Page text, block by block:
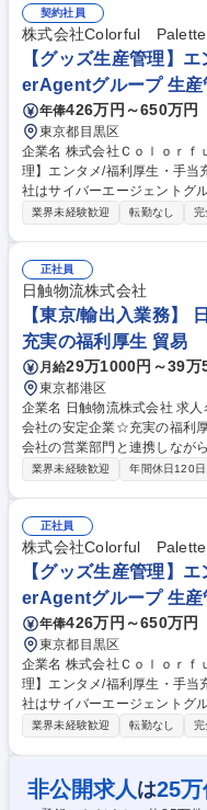
まった手法はなく自身の裁量
せて柔軟に働きながら、事業
です。 募集職種 【物流ソリューション営業】物流子会社立上げ/将来の役
員候補
契約社員
株式会社Colorful Palette
【グッズ生産管理】
erAgentグループ 生産
年俸426万円～650万円
東京都目黒区
企業名 株式会社Ｃｏｌｏｒｆｕｌ Ｐａｌｅ
理】エンタメ/福利厚生・手当充実◎/
社はサイバーエージェントグ
『プロジェクトセカイ カラ
含め一貫して携わっていただ
り・入稿・納品までの一連の
納期の交渉 ■発注書・請求書の
【グッズ生産管理】エンタメ
業界未経験歓迎 転勤なし 完
正社員
日触物流株式会社
【東京/輸出入業務】
充実の福利厚生 貿易
月給29万1000円～39万
東京都港区
企業名 日触物流株式会社 求人名 【東京/輸出入業務】☆日本触媒100%子
会社の安定企業☆充実の福利厚生 仕事の内容 ■日本触媒をはじめグ
会社の営業部門と連携しなが
及び一部輸入業務を中心に、
請求・支払処理、その他部内
ルート、スキーム組立て、物
（委託先物流会社との交信含
当者とも電話やメールで調整
業務全般 募集職種 【東京/輸出入業務】☆日本触媒100%子会社の安定企
業☆充実の福利厚生
業界未経験歓迎 年間休日120日
正社員
株式会社Colorful Palette
【グッズ生産管理】
erAgentグループ 生産
年俸426万円～650万円
東京都目黒区
企業名 株式会社Ｃｏｌｏｒｆｕｌ Ｐａｌｅ
理】エンタメ/福利厚生・手当充実◎/
社はサイバーエージェントグ
『プロジェクトセカイ カラ
クターグッズの製造・納品ま
含め一貫して携わっていただ
り・入稿・納品までの一連の
業界未経験歓迎 転勤なし 完
非公開求人 は25万